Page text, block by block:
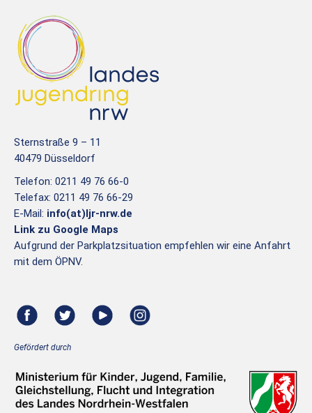
Sternstraße 9 – 11
40479 Düsseldorf
Telefon: 0211 49 76 66-0
Telefax: 0211 49 76 66-29
E-Mail: info(at)ljr-nrw.de
Link zu Google Maps
Aufgrund der Parkplatzsituation empfehlen wir eine Anfahrt
mit dem ÖPNV.
Gefördert durch